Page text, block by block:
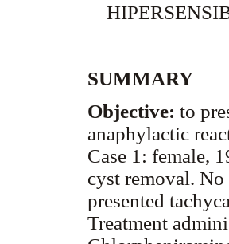
SUMMARY
Objective: to
anaphylactic
Case 1: female,
cyst removal.
presented
Treatment